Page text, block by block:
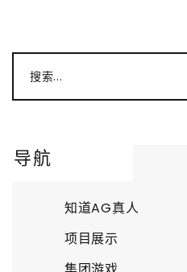
搜索...
导航
知道AG真人
项目展示